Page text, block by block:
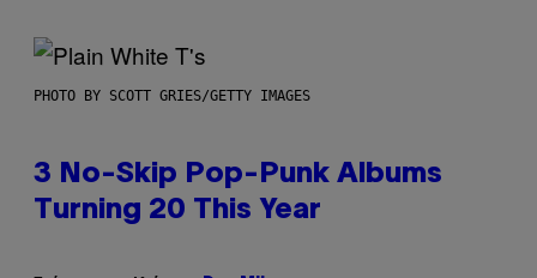
PHOTO BY SCOTT GRIES/GETTY IMAGES
3 No-Skip Pop-Punk Albums
Turning 20 This Year